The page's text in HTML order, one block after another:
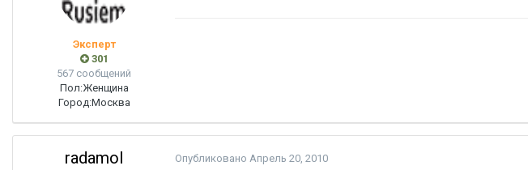
Эксперт
301
567 сообщений
Пол:Женщина
Город:Москва
radamol Опубликовано Апрель 20, 2010